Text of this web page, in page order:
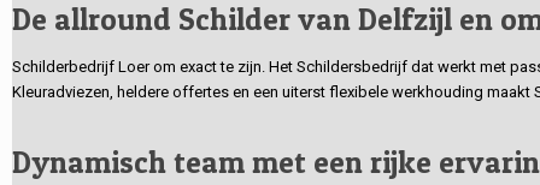
De allround Schilder van Delfzijl en
Schilderbedrijf Loer om exact te zijn. Het Schildersbedrijf dat werkt met
Kleuradviezen, heldere offertes en een uiterst flexibele werkhouding
Dynamisch team met een rijke